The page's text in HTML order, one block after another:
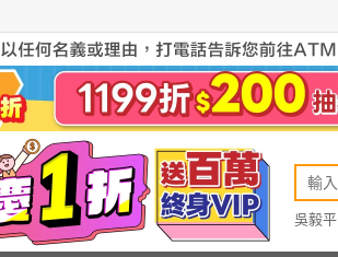
吳毅平